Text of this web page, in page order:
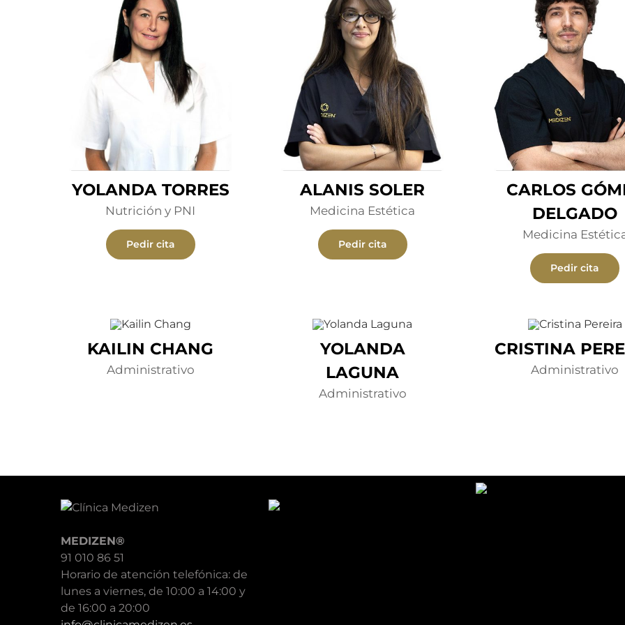
YOLANDA TORRES
Nutrición y PNI
Pedir cita
ALANIS SOLER
Medicina Estética
Pedir cita
CARLOS
DELGADO
Medicina
Pedir cita
KAILIN CHANG
Administrativo
YOLANDA
LAGUNA
Administrativo
CRISTINA
Administrativo
MEDIZEN®
91 010 86 51
Horario de atención telefónica: de
lunes a viernes, de 10:00 a 14:00 y
de 16:00 a 20:00